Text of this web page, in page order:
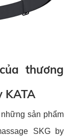
thương
KATA
sản phẩm
SKG by